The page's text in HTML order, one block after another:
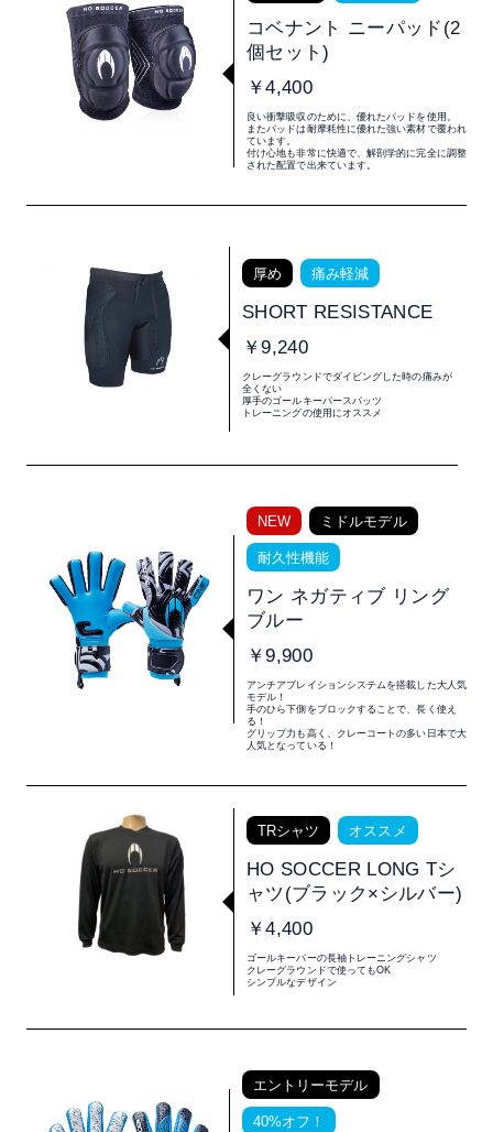
コベナント ニーパッド(2
個セット)
￥4,400
良い衝撃吸収のために、優れたパッドを使用。
またパッドは耐摩耗性に優れた強い素材で覆われ
ています。
付け心地も非常に快適で、解剖学的に完全に調整
された配置で出来ています。
厚め 痛み軽減
SHORT RESISTANCE
￥9,240
クレーグラウンドでダイビングした時の痛みが
全くない
厚手のゴールキーパースパッツ
トレーニングの使用にオススメ
NEW ミドルモデル
耐久性機能
ワン ネガティブ リング
ブルー
￥9,900
アンチアブレイションシステムを搭載した大人気
モデル！
手のひら下側をブロックすることで、長く使え
る！
グリップ力も高く、クレーコートの多い日本で大
人気となっている！
TRシャツ オススメ
HO SOCCER LONG Tシ
ャツ(ブラック×シルバー)
￥4,400
ゴールキーパーの長袖トレーニングシャツ
クレーグラウンドで使ってもOK
シンプルなデザイン
エントリーモデル
40%オフ！